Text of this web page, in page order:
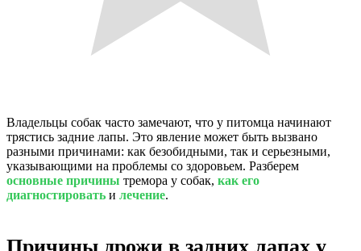
Владельцы собак часто замечают, что у питомца начинают
трястись задние лапы. Это явление может быть вызвано
разными причинами: как безобидными, так и серьезными,
указывающими на проблемы со здоровьем. Разберем
основные причины тремора у собак, как его
диагностировать и лечение.